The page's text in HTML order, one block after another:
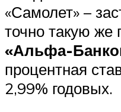
«Самолет» –
точно такую же
«Альфа-
процентная
2,99% годовых.